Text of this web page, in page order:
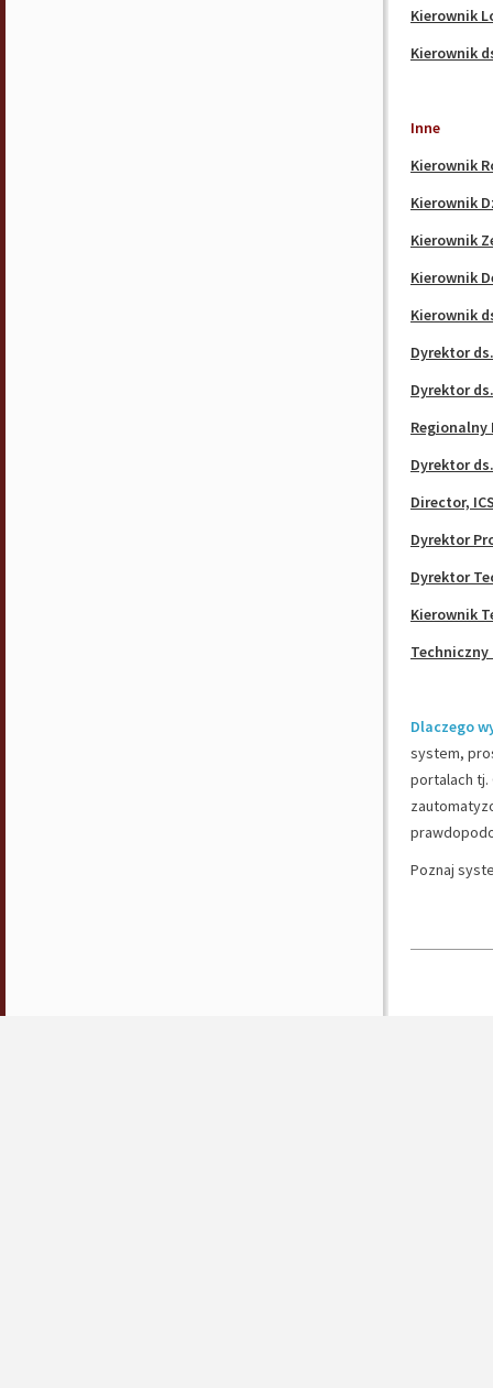
Kierownik
Kierownik
Inne
Kierownik
Kierownik
Kierownik
Kierownik
Kierownik
Dyrektor
Dyrektor
Regionalny
Dyrektor
Director,
Dyrektor
Dyrektor
Kierownik
Dlaczego
system,
portalach tj.
Poznaj